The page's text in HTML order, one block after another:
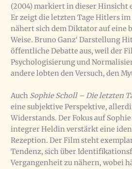
(2004) markiert in dieser Hinsicht
Er zeigt die letzten Tage Hitlers
nähert sich dem Diktator auf eine
Weise. Bruno Ganz‘ Darstellung
öffentliche Debatte aus, weil der
Psychologisierung und
andere lobten den Versuch, den
Auch Sophie Scholl – Die letzten
eine subjektive Perspektive,
Widerstands. Der Fokus auf
integrer Heldin verstärkt eine
Rezeption. Der Film steht
Tendenz, sich über
Vergangenheit zu nähern, wobei